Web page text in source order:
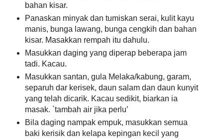
bahan kisar.
Panaskan minyak dan tumiskan serai, kulit kayu
manis, bunga lawang, bunga cengkih dan bahan
kisar. Masakkan rempah itu dahulu.
Masukkan daging yang diperap beberapa jam
tadi. Kacau.
Masukkan santan, gula Melaka/kabung, garam,
separuh dar kerisek, daun salam dan daun kunyit
yang telah dicarik. Kacau sedikit, biarkan ia
masak. `tambah air jika perlu’
Bila daging nampak empuk, masukkan semua
baki kerisik dan kelapa kepingan kecil yang